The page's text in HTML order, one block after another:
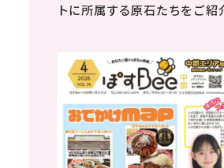
トに所属する原石たちをご紹